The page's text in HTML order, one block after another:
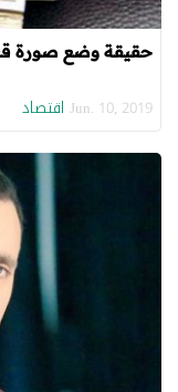
حقيقة وضع صورة قبة
Jun. 10, 2019 اقتصاد